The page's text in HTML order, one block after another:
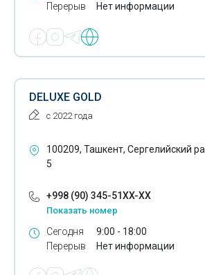
Химические добавки в цемент
Древесные опилки
ДСП
МДФ
Железнодорожные шпалы
Запчасти для бульдозеров
Запчасти для промышленного
оборудования
Перерыв
Нет информации
DELUXE GOLD
с 2022 года
100209, Ташкент, Сергелийский
5
+998 (90) 345-51XX-XX
Показать номер
Сегодня
Перерыв
9:00 - 18:00
Нет информации